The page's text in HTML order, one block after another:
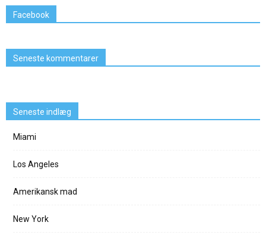
Facebook
Seneste kommentarer
Seneste indlæg
Miami
Los Angeles
Amerikansk mad
New York